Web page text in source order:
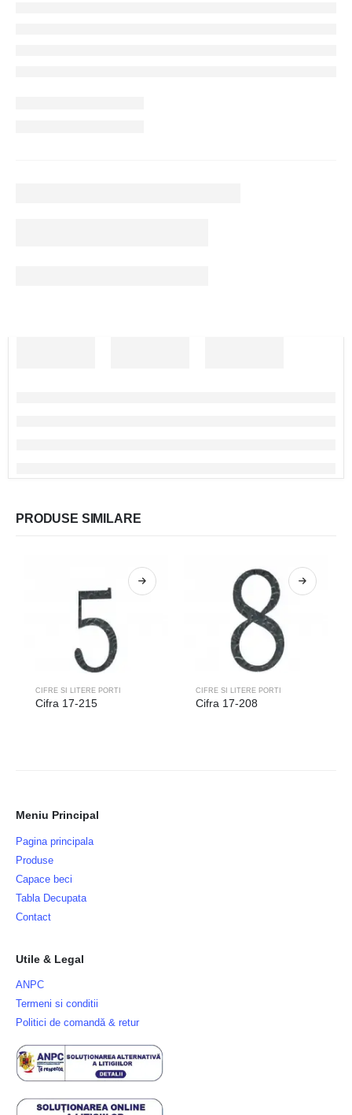
PRODUSE SIMILARE
CIFRE SI LITERE PORTI
Cifra 17-215
CIFRE SI LITERE PORTI
Cifra 17-208
Meniu Principal
Pagina principala
Produse
Capace beci
Tabla Decupata
Contact
Utile & Legal
ANPC
Termeni si conditii
Politici de comandă & retur